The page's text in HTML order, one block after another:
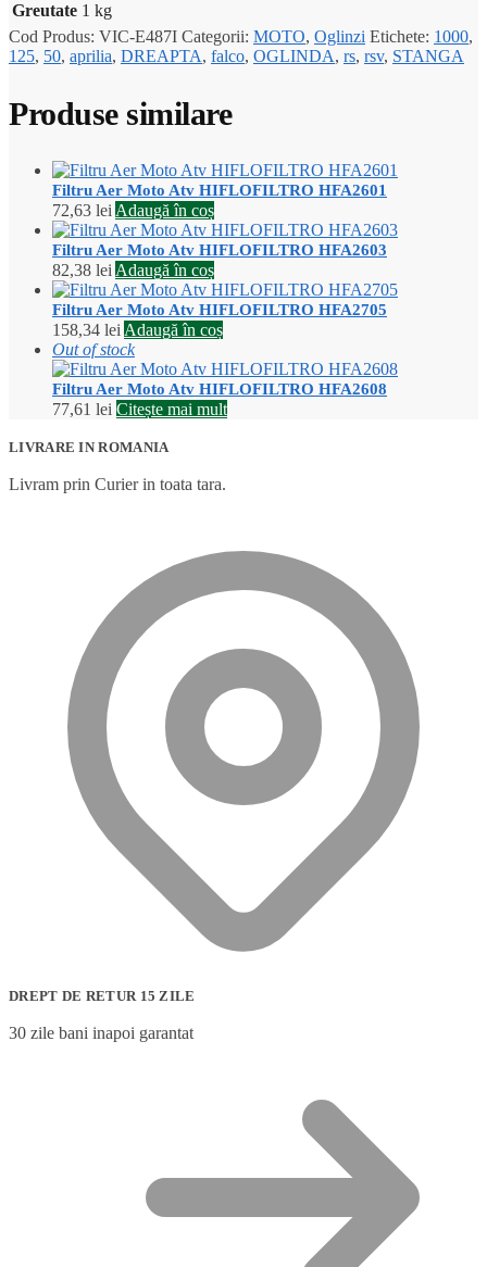
Greutate 1 kg
Cod Produs: VIC-E487I Categorii: MOTO, Oglinzi Etichete: 1000,
125, 50, aprilia, DREAPTA, falco, OGLINDA, rs, rsv, STANGA
Produse similare
Filtru Aer Moto Atv HIFLOFILTRO HFA2601
72,63 lei Adaugă în coș
Filtru Aer Moto Atv HIFLOFILTRO HFA2603
82,38 lei Adaugă în coș
Filtru Aer Moto Atv HIFLOFILTRO HFA2705
158,34 lei Adaugă în coș
Out of stock
Filtru Aer Moto Atv HIFLOFILTRO HFA2608
77,61 lei Citește mai mult
LIVRARE IN ROMANIA
Livram prin Curier in toata tara.
DREPT DE RETUR 15 ZILE
30 zile bani inapoi garantat